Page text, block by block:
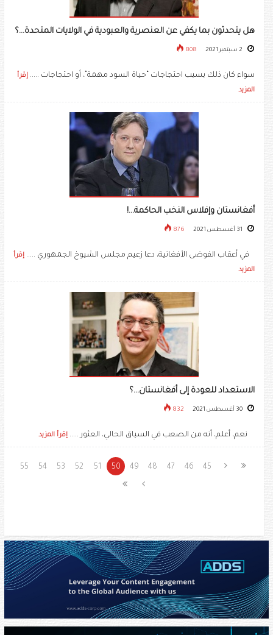
هل يتحدثون بما يكفي عن العنصرية والعبودية في الولايات المتحدة...؟
808
سواء كان ذلك بسبب احتجاجات “حياة السود مهمة”، أو احتجاجات ..... إقرأ
المزيد
أفغانستان وإفلاس النخب الحاكمة...!
876
في أعقاب الفوضى الأفغانية، دعا زعيم مجلس الشيوخ الجمهوري ..... إقرأ
المزيد
الاستعداد للعودة إلى أفغانستان...؟
832
نعم، أعلم، أنه من الصعب في السياق الحالي، العثور ..... إقرأ المزيد
45
46
47
48
49
50
51
52
53
54
55